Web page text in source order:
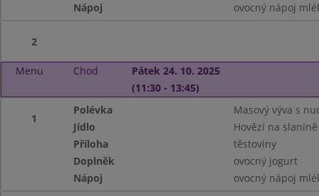
Nápoj
ovocný nápoj
2
Menu Chod
Pátek 24. 10. 2025
(11:30 - 13:45)
1
Polévka
Masový výva s
Jídlo
Hovězí na slanině
Příloha
těstoviny
Doplněk
ovocný jogurt
Nápoj
ovocný nápoj